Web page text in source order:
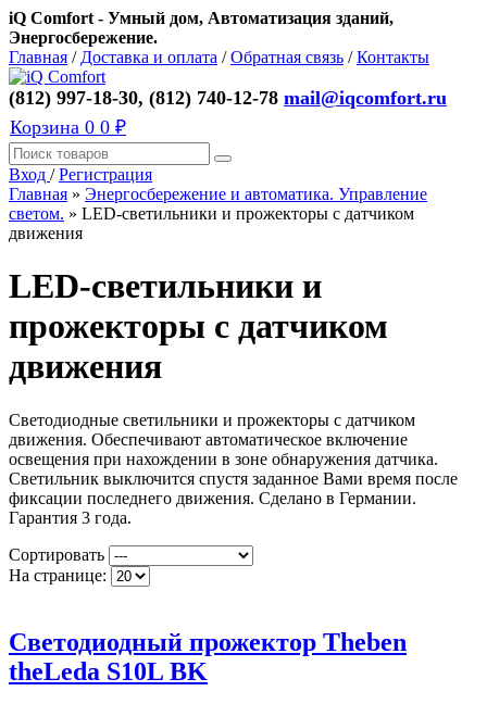
iQ Comfort - Умный дом, Автоматизация зданий,
Энергосбережение.
Главная / Доставка и оплата /Обратная связь /Контакты
(812) 997-18-30, (812) 740-12-78 mail@iqcomfort.ru
Корзина 0 0 ₽
Вход /Регистрация
Главная » Энергосбережение и автоматика. Управление
светом. » LED-светильники и прожекторы с датчиком
движения
LED-светильники и
прожекторы с датчиком
движения
Светодиодные светильники и прожекторы с датчиком
движения. Обеспечивают автоматическое включение
освещения при нахождении в зоне обнаружения датчика.
Светильник выключится спустя заданное Вами время после
фиксации последнего движения. Сделано в Германии.
Гарантия 3 года.
Сортировать
На странице:
Светодиодный прожектор Theben
theLeda S10L BK